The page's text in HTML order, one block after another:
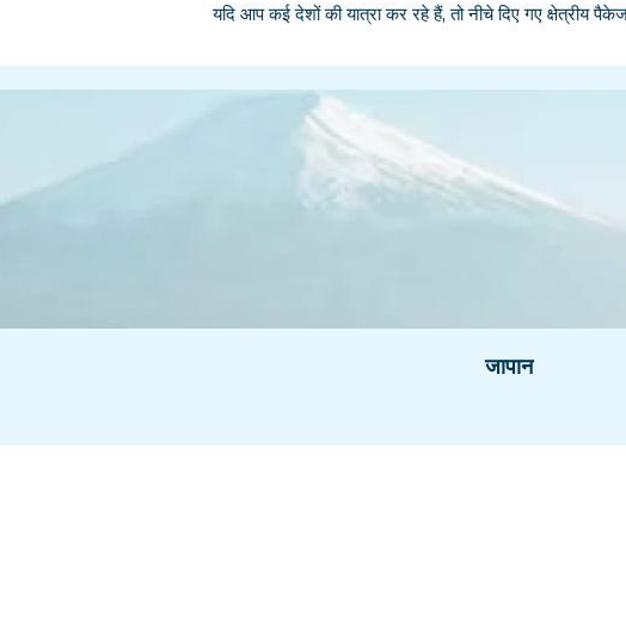
यदि आप कई देशों की यात्रा कर रहे हैं, तो नीचे दिए गए क्षेत्रीय
जापान